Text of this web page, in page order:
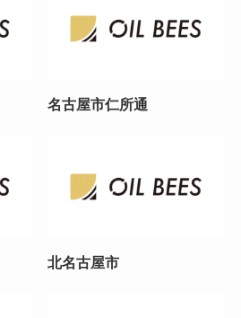
名古屋市仁所通
北名古屋市